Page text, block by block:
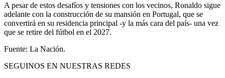
A pesar de estos desafíos y tensiones con los vecinos, Ronaldo sigue
adelante con la construcción de su mansión en Portugal, que se
convertirá en su residencia principal -y la más cara del país- una vez
que se retire del fútbol en el 2027.
Fuente: La Nación.
SEGUINOS EN NUESTRAS REDES